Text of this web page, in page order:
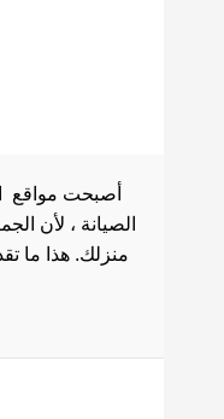
أصبحت مواقع
الصيانة ، لأن
منزلك. هذا ما